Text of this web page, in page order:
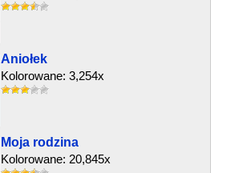
Aniołek
Kolorowane: 3,254x
Moja rodzina
Kolorowane: 20,845x